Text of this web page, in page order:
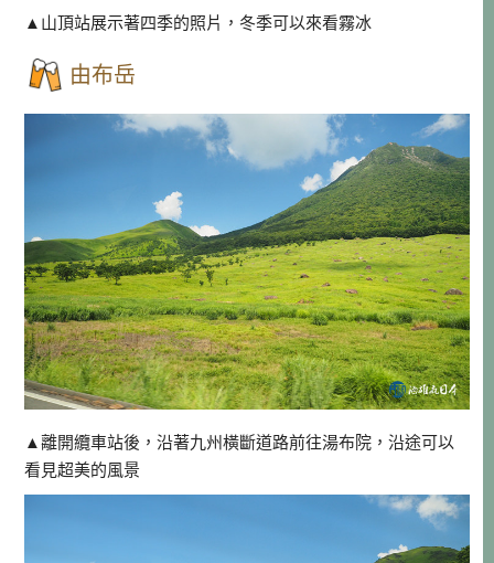
▲山頂站展示著四季的照片，冬季可以來看霧冰
由布岳
▲離開纜車站後，沿著九州橫斷道路前往湯布院，沿途可以
看見超美的風景